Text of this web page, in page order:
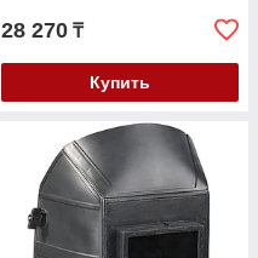
28 270 ₸
Купить